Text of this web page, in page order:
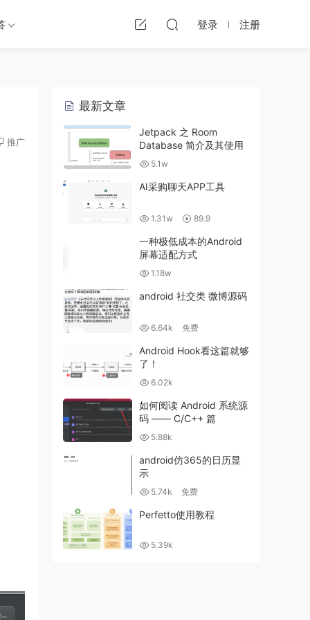
登录 注册
推广
最新文章
Jetpack 之 Room
Database 简介及其使用
5.1w
AI采购聊天APP工具
1.31w 89.9
一种极低成本的Android
屏幕适配方式
1.18w
android 社交类 微博源码
6.64k 免费
Android Hook看这篇就够
了！
6.02k
如何阅读 Android 系统源
码 —— C/C++ 篇
5.88k
android仿365的日历显
示
5.74k 免费
Perfetto使用教程
5.39k